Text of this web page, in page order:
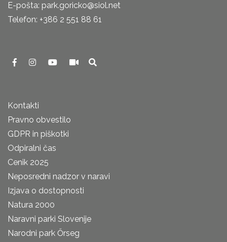
E-pošta: park.goricko@siol.net
Telefon: +386 2 551 88 61
Kontakti
Pravno obvestilo
GDPR in piškotki
Odpiralni čas
Cenik 2025
Neposredni nadzor v naravi
Izjava o dostopnosti
Natura 2000
Naravni parki Slovenije
Narodni park Őrseg